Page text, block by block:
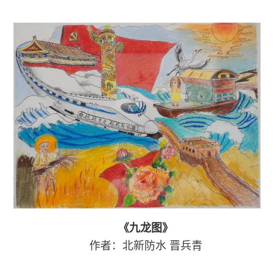
《九龙图》
作者：北新防水 晋兵青